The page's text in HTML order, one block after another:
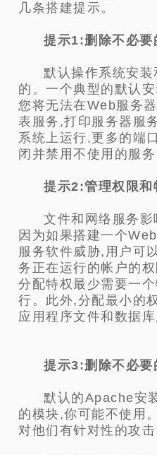
几条搭建提示。
提示1:删除不必要
默认操作系统安
的。一个典型的默认
您将无法在Web服务
表服务,打印服务器服
系统上运行,更多的端
闭并禁用不使用的服务
提示2:管理权限和
文件和网络服务
因为如果搭建一个
服务软件威胁,用户可
务正在运行的帐户的
分配特权最少需要一
行。此外,分配最小的
应用程序文件和数据
提示3:删除不必要
默认的Apache安
的模块,你可能不使用
对他们有针对性的攻击